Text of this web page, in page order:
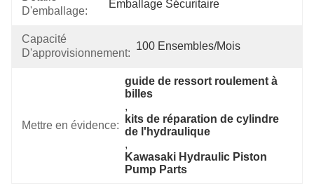
D'emballage:
Emballage Sécuritaire
Capacité
D'approvisionnement:
100 Ensembles/mois
Mettre en évidence:
guide de ressort roulement à
billes
,
kits de réparation de cylindre
de l'hydraulique
,
Kawasaki Hydraulic Piston
Pump Parts